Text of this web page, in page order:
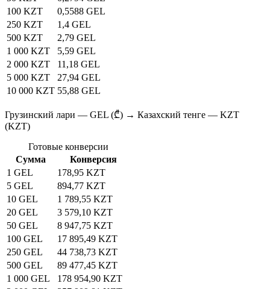
100 KZT
0,5588 GEL
250 KZT
1,4 GEL
500 KZT
2,79 GEL
1 000 KZT
5,59 GEL
2 000 KZT
11,18 GEL
5 000 KZT
27,94 GEL
10 000 KZT 55,88 GEL
Грузинский лари — GEL (₾) → Казахский тенге — KZT
(KZT)
Готовые конверсии
Сумма
Конверсия
1 GEL
178,95 KZT
5 GEL
894,77 KZT
10 GEL
1 789,55 KZT
20 GEL
3 579,10 KZT
50 GEL
8 947,75 KZT
100 GEL
17 895,49 KZT
250 GEL
44 738,73 KZT
500 GEL
89 477,45 KZT
1 000 GEL
178 954,90 KZT